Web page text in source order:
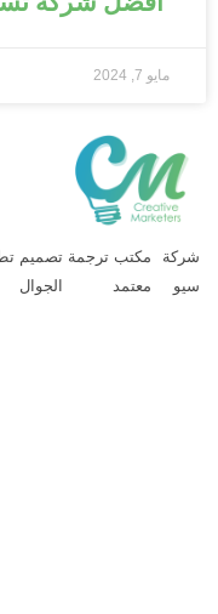
مايو 7, 2024
مكتب ترجمة
معتمد
تصميم
الجوال